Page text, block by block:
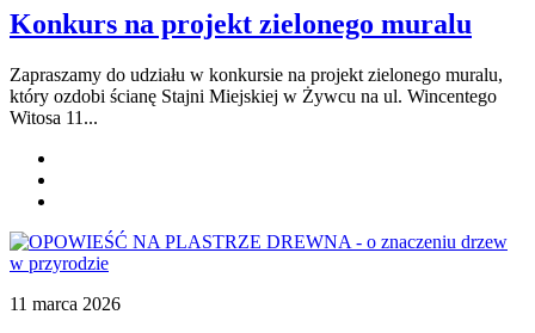
Konkurs na projekt zielonego muralu
Zapraszamy do udziału w konkursie na projekt zielonego muralu,
który ozdobi ścianę Stajni Miejskiej w Żywcu na ul. Wincentego
Witosa 11...
11 marca 2026